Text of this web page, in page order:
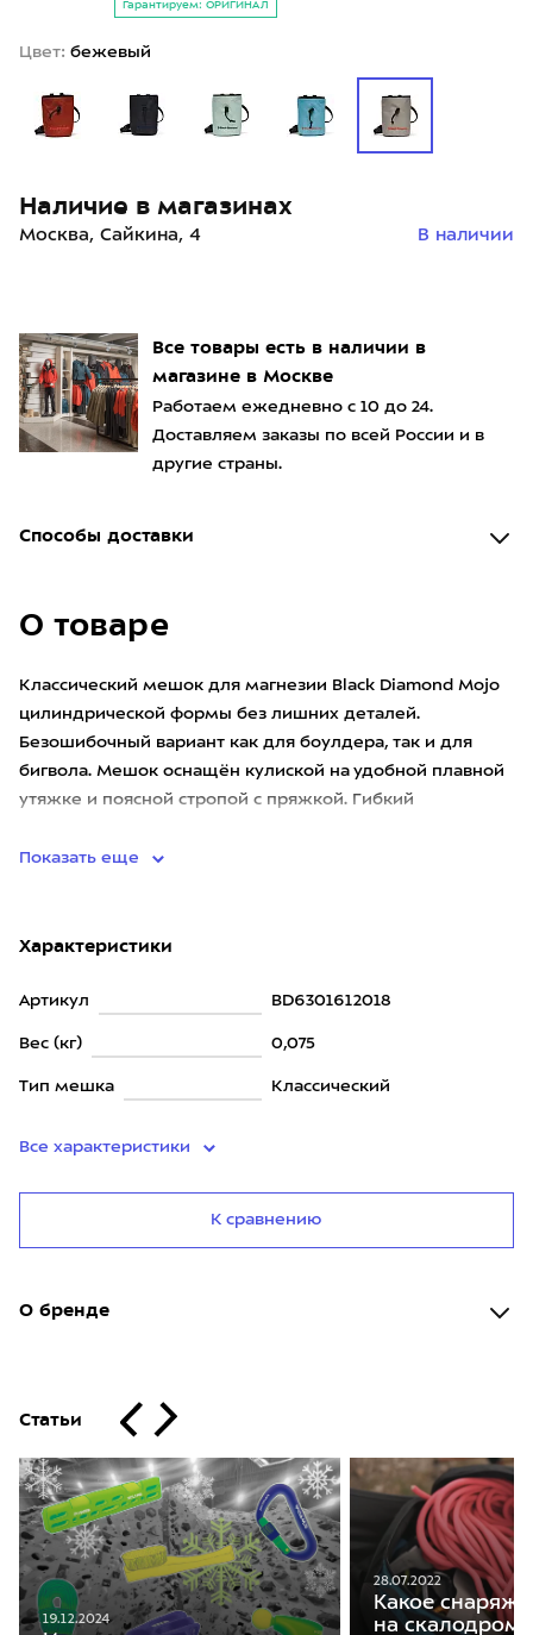
Все товары есть в наличии в
магазине в Москве
Работаем ежедневно с 10 до 24.
Доставляем заказы по всей России и в
другие страны.
Способы доставки
О товаре
Классический мешок для магнезии Black Diamond Mojo
цилиндрической формы без лишних деталей.
Безошибочный вариант как для боулдера, так и для
бигвола. Мешок оснащён кулиской на удобной плавной
утяжке и поясной стропой с пряжкой. Гибкий
Показать еще
Характеристики
Артикул BD6301612018
Вес (кг) 0,075
Тип мешка Классический
Все характеристики
К сравнению
О бренде
Статьи
19.12.2024
28.07.2022
Какое
на скалодром
Гарантируем: ОРИГИНАЛ
Цвет: бежевый
Наличие в магазинах
Москва, Сайкина, 4 В наличии